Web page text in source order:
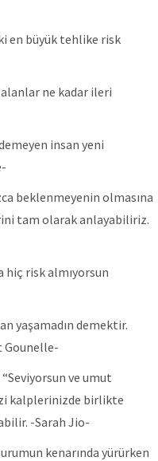
en büyük tehlike risk
ne kadar ileri
insan yeni
beklenmeyenin olmasına
tam olarak anlayabiliriz.
hiç risk almıyorsun
yaşamadın demektir.
Gounelle-
ve umut
kalplerinizde birlikte
-Sarah Jio-
kenarında yürürken